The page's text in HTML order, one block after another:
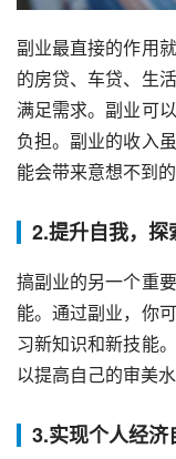
副业最直接的作用
的房贷、车贷、生
满足需求。副业可
负担。副业的收入
能会带来意想不到的
2.提升自我，探
搞副业的另一个重
能。通过副业，你
习新知识和新技能
以提高自己的审美
3.实现个人经济